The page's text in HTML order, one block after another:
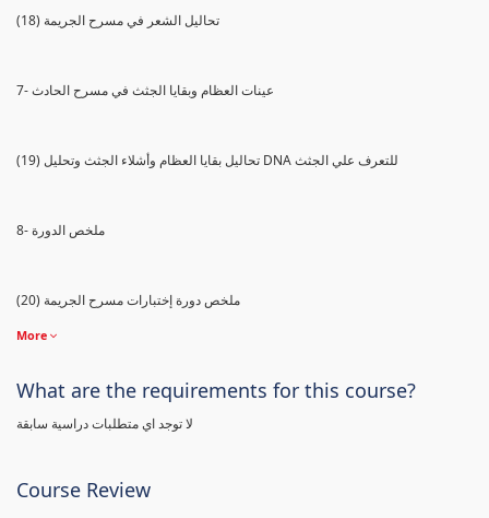
(18) تحاليل الشعر في مسرح الجريمة
7- عينات العظام وبقايا الجثث في مسرح الحادث
(19) تحاليل بقايا العظام وأشلاء الجثث وتحليل DNA للتعرف علي الجثث
8- ملخص الدورة
(20) ملخص دورة إختبارات مسرح الجريمة
More
What are the requirements for this course?
لا توجد اي متطلبات دراسية سابقة
Course Review